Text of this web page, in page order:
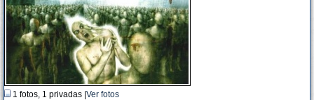
1 fotos, 1 privadas | Ver fotos